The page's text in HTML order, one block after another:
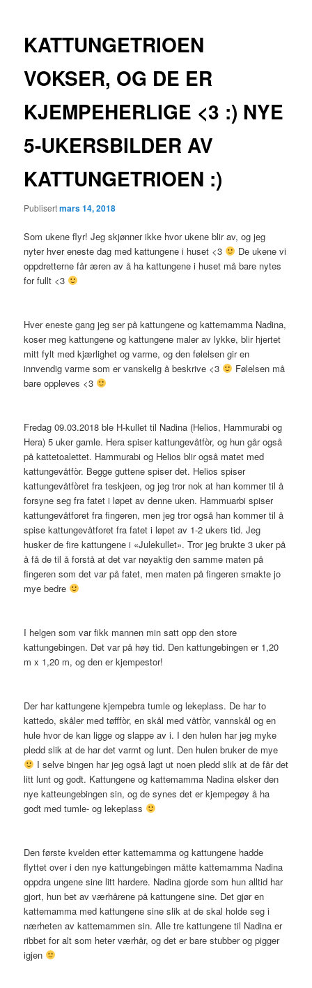
KATTUNGETRIOEN
VOKSER, OG DE ER
KJEMPEHERLIGE <3 :) NYE
5-UKERSBILDER AV
KATTUNGETRIOEN :)
Publisertmars 14, 2018
Som ukene flyr! Jeg skjønner ikke hvor ukene blir av, og jeg
nyter hver eneste dag med kattungene i huset <3
De ukene vi
oppdretterne får æren av å ha kattungene i huset må bare nytes
for fullt <3
Hver eneste gang jeg ser på kattungene og kattemamma Nadina,
koser meg kattungene og kattungene maler av lykke, blir hjertet
mitt fylt med kjærlighet og varme, og den følelsen gir en
innvendig varme som er vanskelig å beskrive <3
Følelsen må
bare oppleves <3
Fredag 09.03.2018 ble H-kullet til Nadina (Helios, Hammurabi og
Hera) 5 uker gamle. Hera spiser kattungevåtfòr, og hun går også
på kattetoalettet. Hammurabi og Helios blir også matet med
kattungevåtfòr. Begge guttene spiser det. Helios spiser
kattungevåtfòret fra teskjeen, og jeg tror nok at han kommer til å
forsyne seg fra fatet i løpet av denne uken. Hammuarbi spiser
kattungevåtforet fra fingeren, men jeg tror også han kommer til å
spise kattungevåtforet fra fatet i løpet av 1-2 ukers tid. Jeg
husker de fire kattungene i «Julekullet». Tror jeg brukte 3 uker på
å få de til å forstå at det var nøyaktig den samme maten på
fingeren som det var på fatet, men maten på fingeren smakte jo
mye bedre
I helgen som var fikk mannen min satt opp den store
kattungebingen. Det var på høy tid. Den kattungebingen er 1,20
m x 1,20 m, og den er kjempestor!
Der har kattungene kjempebra tumle og lekeplass. De har to
kattedo, skåler med tøfffòr, en skål med våtfòr, vannskål og en
hule hvor de kan ligge og slappe av i. I den hulen har jeg myke
pledd slik at de har det varmt og lunt. Den hulen bruker de mye
I selve bingen har jeg også lagt ut noen pledd slik at de får det
litt lunt og godt. Kattungene og kattemamma Nadina elsker den
nye katteungebingen sin, og de synes det er kjempegøy å ha
godt med tumle- og lekeplass
Den første kvelden etter kattemamma og kattungene hadde
flyttet over i den nye kattungebingen måtte kattemamma Nadina
oppdra ungene sine litt hardere. Nadina gjorde som hun alltid har
gjort, hun bet av værhårene på kattungene sine. Det gjør en
kattemamma med kattungene sine slik at de skal holde seg i
nærheten av kattemammen sin. Alle tre kattungene til Nadina er
ribbet for alt som heter værhår, og det er bare stubber og pigger
igjen